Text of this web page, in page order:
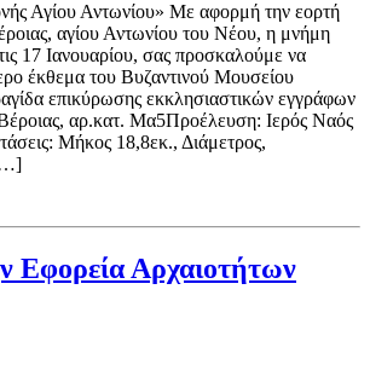
Αγίου Αντωνίου» Με αφορμή την εορτή
αγίου Αντωνίου του Νέου, η μνήμη
17 Ιανουαρίου, σας προσκαλούμε να
έκθεμα του Βυζαντινού Μουσείου
επικύρωσης εκκλησιαστικών εγγράφων
αρ.κατ. Μα5Προέλευση: Ιερός Ναός
Μήκος 18,8εκ., Διάμετρος,
Εφορεία Αρχαιοτήτων